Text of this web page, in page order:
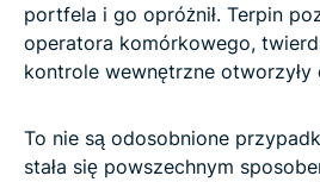
portfela i go opróżnił. Terpin
operatora komórkowego,
kontrole wewnętrzne
To nie są odosobnione
stała się powszechnym